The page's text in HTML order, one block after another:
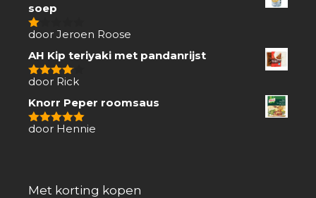
soep
1
5
door Jeroen Roose
AH Kip teriyaki met pandanrijst
4van 5
door Rick
Knorr Peper roomsaus
5van 5
door Hennie
Met korting kopen